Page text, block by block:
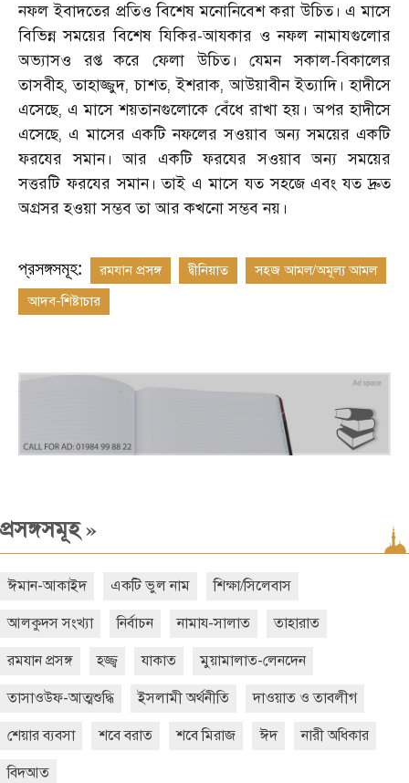
নফল ইবাদতের প্রতিও বিশেষ মনোনিবেশ করা উচিত। এ মাসে
বিভিন্ন সময়ের বিশেষ যিকির-আযকার ও নফল নামাযগুলোর
অভ্যাসও রপ্ত করে ফেলা উচিত। যেমন সকাল-বিকালের
তাসবীহ,তাহাজ্জুদ,চাশত,ইশরাক,আউয়াবীন ইত্যাদি। হাদীসে
এসেছে,এ মাসে শয়তানগুলোকে বেঁধে রাখা হয়। অপর হাদীসে
এসেছে,এ মাসের একটি নফলের সওয়াব অন্য সময়ের একটি
ফরযের সমান। আর একটি ফরযের সওয়াব অন্য সময়ের
সত্তরটি ফরযের সমান। তাই এ মাসে যত সহজে এবং যত দ্রুত
অগ্রসর হওয়া সম্ভব তা আর কখনো সম্ভব নয়।
প্রসঙ্গসমূহ: রমযান প্রসঙ্গ দ্বীনিয়াত
সহজ আমল/অমূল্য আমল
আদব-শিষ্টাচার
প্রসঙ্গসমূহ»
ঈমান-আকাইদ একটি ভুল নাম শিক্ষা/সিলেবাস
আলকুদস সংখ্যা নির্বাচন নামায-সালাত তাহারাত
রমযান প্রসঙ্গ হজ্জ্ব যাকাত মুয়ামালাত-লেনদেন
তাসাওউফ-আত্মশুদ্ধি ইসলামী অর্থনীতি দাওয়াত ও তাবলীগ
শেয়ার ব্যবসা শবে বরাত শবে মিরাজ ঈদ নারী অধিকার
বিদআত